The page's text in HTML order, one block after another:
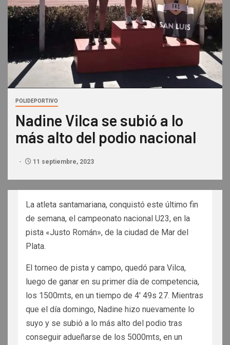
POLIDEPORTIVO
Nadine Vilca se subió a lo
más alto del podio nacional
11 septiembre, 2023
La atleta santamariana, conquistó este último fin
de semana, el campeonato nacional U23, en la
pista «Justo Román», de la ciudad de Mar del
Plata.
El torneo de pista y campo, quedó para Vilca,
luego de ganar en su primer día de competencia,
los 1500mts, en un tiempo de 4′ 49s 27. Mientras
que el día domingo, Nadine hizo nuevamente lo
suyo y se subió a lo más alto del podio tras
conseguir adueñarse de los 5000mts, en un